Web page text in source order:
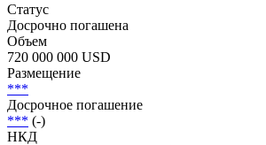
Статус
Досрочно погашена
Объем
720 000 000 USD
Размещение
***
Досрочное погашение
*** (-)
НКД